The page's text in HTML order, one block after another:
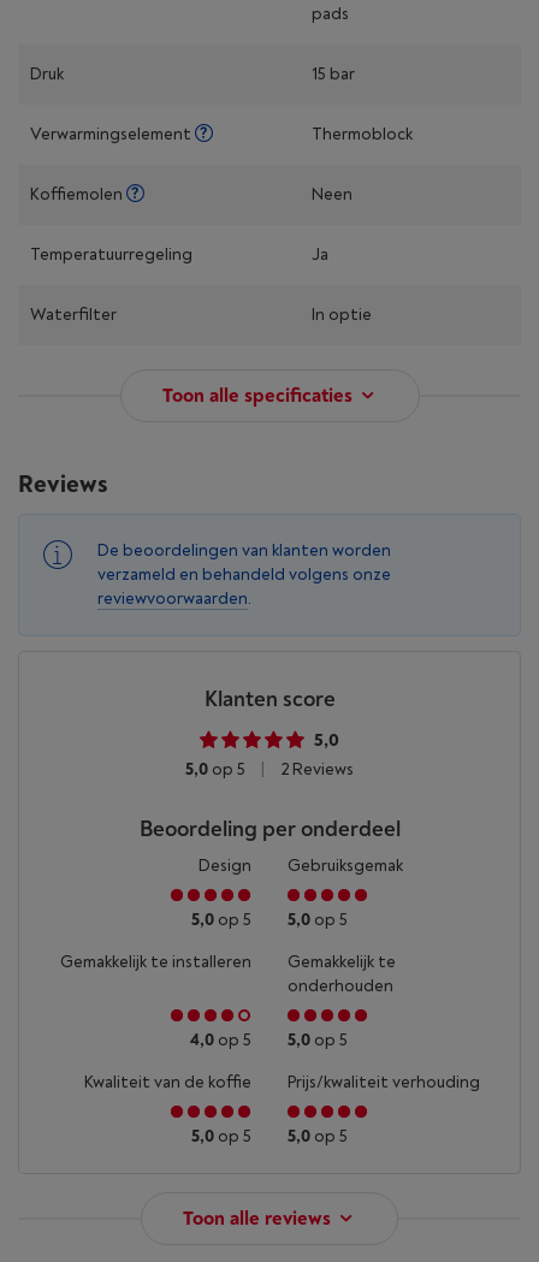
pads
Druk 15 bar
Verwarmingselement Thermoblock
Koffiemolen Neen
Temperatuurregeling Ja
Waterfilter In optie
Toon alle specificaties
Reviews
De beoordelingen van klanten worden
verzameld en behandeld volgens onze
reviewvoorwaarden.
Klanten score
5,0
5,0 op 5 2 Reviews
Beoordeling per onderdeel
Design
5,0 op 5
Gebruiksgemak
5,0 op 5
Gemakkelijk te installeren
4,0 op 5
Gemakkelijk te
onderhouden
5,0 op 5
Kwaliteit van de koffie
5,0 op 5
Prijs/kwaliteit verhouding
5,0 op 5
Toon alle reviews